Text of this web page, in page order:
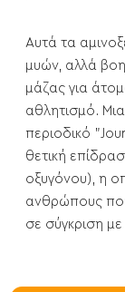
Αυτά τα
μυών, αλλά
μάζας για
αθλητισμό.
περιοδικό
θετική
οξυγόνου), η
ανθρώπους
σε σύγκριση